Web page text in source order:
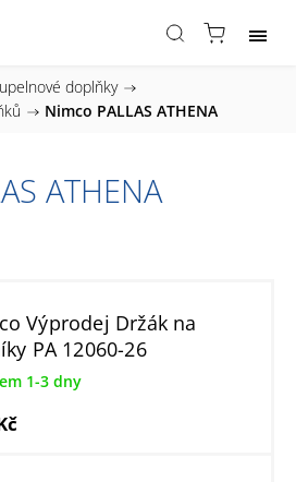
doplňky /
/ Nimco PALLAS ATHENA
ATHENA
Výprodej Držák na
PA 12060-26
1-3 dny